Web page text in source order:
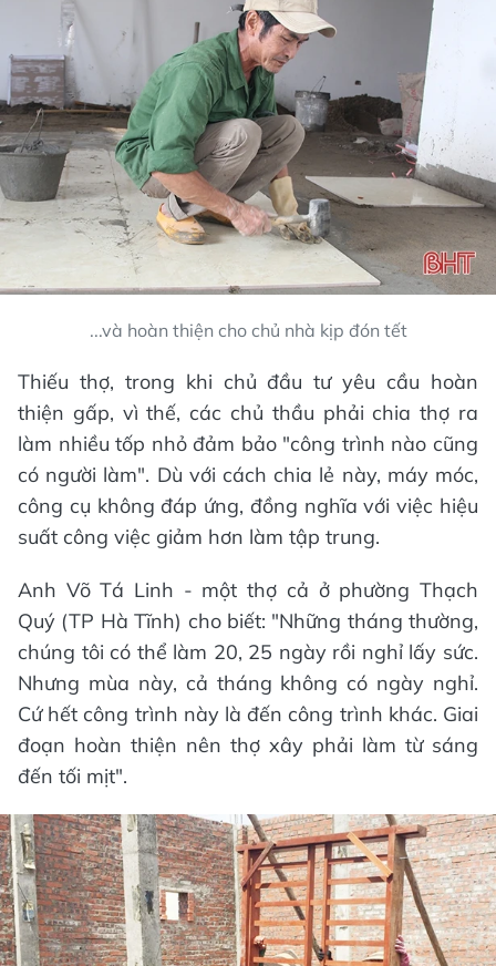
...và hoàn thiện cho chủ nhà kịp đón tết
Thiếu thợ, trong khi chủ đầu tư yêu cầu hoàn
thiện gấp, vì thế, các chủ thầu phải chia thợ ra
làm nhiều tốp nhỏ đảm bảo "công trình nào cũng
có người làm". Dù với cách chia lẻ này, máy móc,
công cụ không đáp ứng, đồng nghĩa với việc hiệu
suất công việc giảm hơn làm tập trung.
Anh Võ Tá Linh - một thợ cả ở phường Thạch
Quý (TP Hà Tĩnh) cho biết: "Những tháng thường,
chúng tôi có thể làm 20, 25 ngày rồi nghỉ lấy sức.
Nhưng mùa này, cả tháng không có ngày nghỉ.
Cứ hết công trình này là đến công trình khác. Giai
đoạn hoàn thiện nên thợ xây phải làm từ sáng
đến tối mịt".